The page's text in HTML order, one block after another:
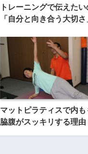
トレーニングで伝えたい
「自分と向き合う大切さ
マットピラティスで内も
脇腹がスッキリする理由